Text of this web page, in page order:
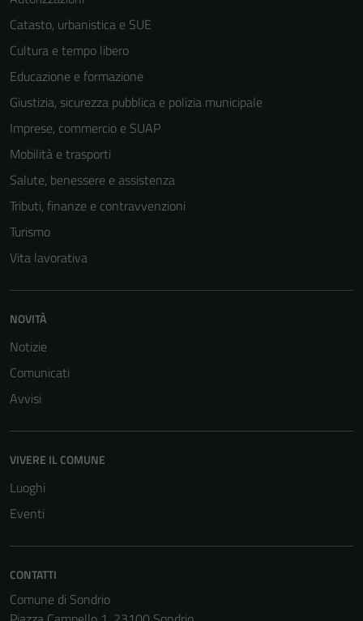
Catasto, urbanistica e SUE
Cultura e tempo libero
Educazione e formazione
Giustizia, sicurezza pubblica e polizia municipale
Imprese, commercio e SUAP
Mobilità e trasporti
Salute, benessere e assistenza
Tributi, finanze e contravvenzioni
Turismo
Vita lavorativa
NOVITÀ
Notizie
Comunicati
Avvisi
VIVERE IL COMUNE
Luoghi
Eventi
CONTATTI
Comune di Sondrio
Tecnici